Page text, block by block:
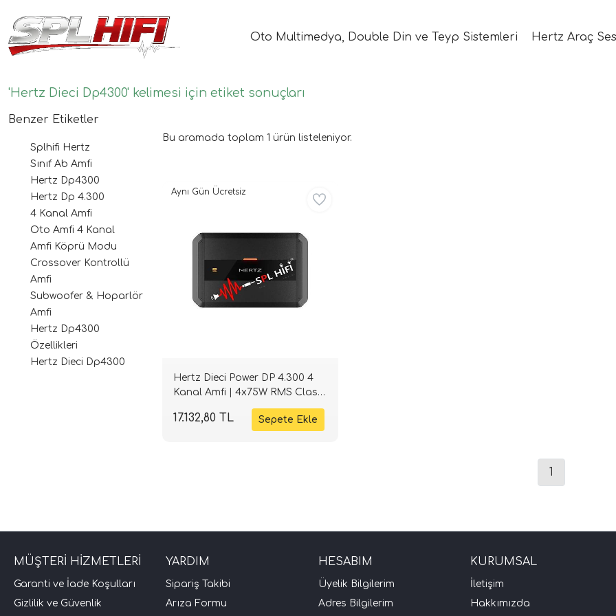
Oto Multimedya, Double Din ve Teyp Sistemleri Hertz Araç
'Hertz Dieci Dp4300' kelimesi için etiket sonuçları
Benzer Etiketler
Splhifi Hertz
Sınıf Ab Amfi
Hertz Dp4300
Hertz Dp 4.300
4 Kanal Amfi
Oto Amfi 4 Kanal
Amfi Köprü Modu
Crossover Kontrollü
Amfi
Subwoofer & Hoparlör
Amfi
Hertz Dp4300
Özellikleri
Hertz Dieci Dp4300
Bu aramada toplam 1 ürün listeleniyor.
Hertz Dieci Power DP 4.300 4
Kanal Amfi | 4x75W RMS Class-
17.132,80 TL
Aynı Gün Ücretsiz
1
MÜŞTERİ HİZMETLERİ
Garanti ve İade Koşulları
Gizlilik ve Güvenlik
YARDIM
Sipariş Takibi
Arıza Formu
HESABIM
Üyelik Bilgilerim
Adres Bilgilerim
KURUMSAL
İletişim
Hakkımızda